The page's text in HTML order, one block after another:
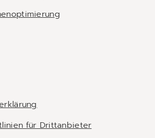
für Drittanbieter